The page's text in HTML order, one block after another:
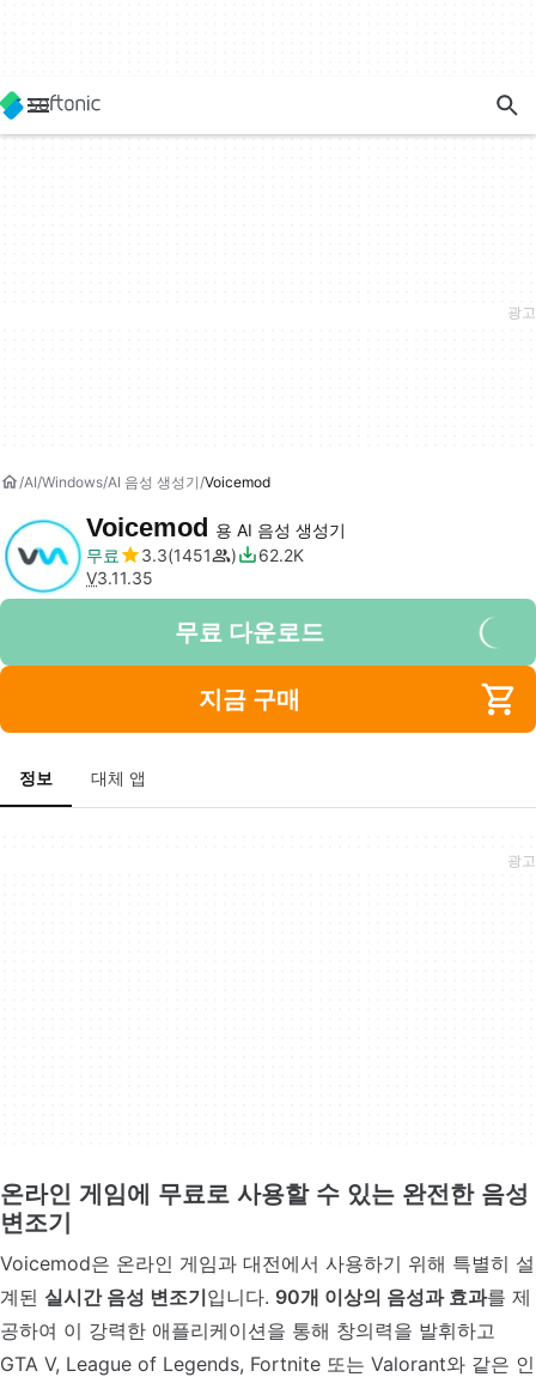
AI Windows AI 음성 생성기 Voicemod
Voicemod 용 AI 음성 생성기
무료
3.3 1451
62.2K
V3.11.35
무료 다운로드
지금 구매
정보 대체 앱
온라인 게임에 무료로 사용할 수 있는 완전한 음성
변조기
Voicemod은 온라인 게임과 대전에서 사용하기 위해 특별히 설
계된 실시간 음성 변조기입니다. 90개 이상의 음성과 효과를 제
공하여 이 강력한 애플리케이션을 통해 창의력을 발휘하고
GTA V, League of Legends, Fortnite 또는 Valorant와 같은 인